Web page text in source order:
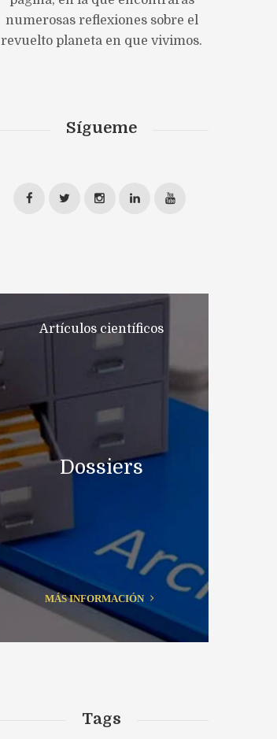
numerosas reflexiones sobre el
revuelto planeta en que vivimos.
Sígueme
Artículos científicos
Dossiers
MÁS INFORMACIÓN
Tags